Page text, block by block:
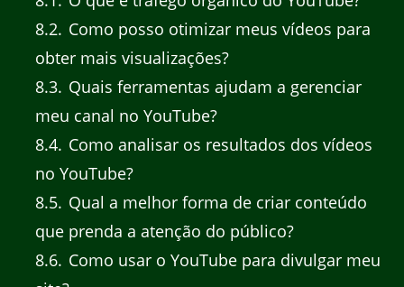
8.2 Como posso otimizar meus vídeos para
obter mais visualizações?
8.3 Quais ferramentas ajudam a gerenciar
meu canal no YouTube?
8.4 Como analisar os resultados dos vídeos
no YouTube?
8.5 Qual a melhor forma de criar conteúdo
que prenda a atenção do público?
8.6 Como usar o YouTube para divulgar meu